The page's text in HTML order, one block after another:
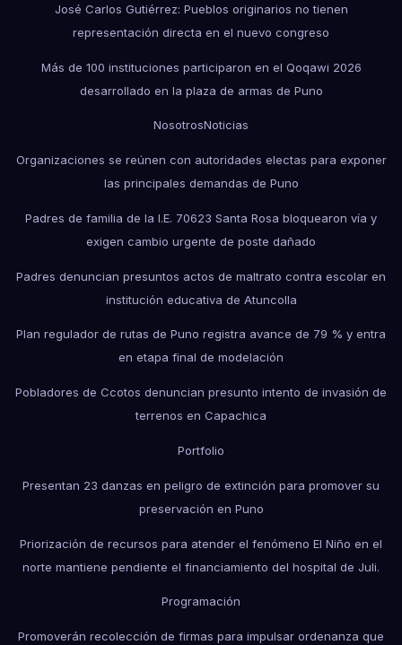
José Carlos Gutiérrez: Pueblos originarios no tienen
representación directa en el nuevo congreso
Más de 100 instituciones participaron en el Qoqawi 2026
desarrollado en la plaza de armas de Puno
NosotrosNoticias
Organizaciones se reúnen con autoridades electas para exponer
las principales demandas de Puno
Padres de familia de la I.E. 70623 Santa Rosa bloquearon vía y
exigen cambio urgente de poste dañado
Padres denuncian presuntos actos de maltrato contra escolar en
institución educativa de Atuncolla
Plan regulador de rutas de Puno registra avance de 79 % y entra
en etapa final de modelación
Pobladores de Ccotos denuncian presunto intento de invasión de
terrenos en Capachica
Portfolio
Presentan 23 danzas en peligro de extinción para promover su
preservación en Puno
Priorización de recursos para atender el fenómeno El Niño en el
norte mantiene pendiente el financiamiento del hospital de Juli.
Programación
Promoverán recolección de firmas para impulsar ordenanza que